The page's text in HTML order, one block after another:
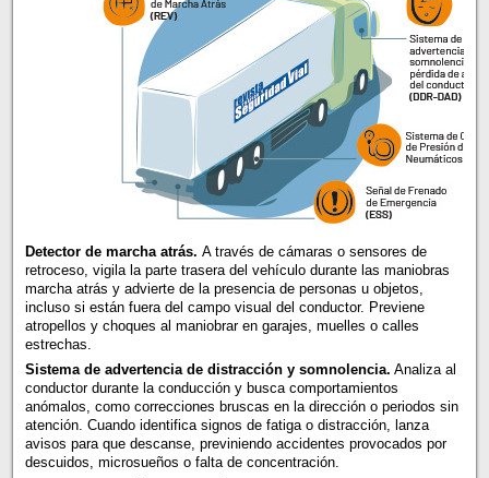
Detector de marcha atrás. A través de cámaras o sensores de
retroceso, vigila la parte trasera del vehículo durante las maniobras
marcha atrás y advierte de la presencia de personas u objetos,
incluso si están fuera del campo visual del conductor. Previene
atropellos y choques al maniobrar en garajes, muelles o calles
estrechas.
Sistema de advertencia de distracción y somnolencia. Analiza al
conductor durante la conducción y busca comportamientos
anómalos, como correcciones bruscas en la dirección o periodos sin
atención. Cuando identifica signos de fatiga o distracción, lanza
avisos para que descanse, previniendo accidentes provocados por
descuidos, microsueños o falta de concentración.